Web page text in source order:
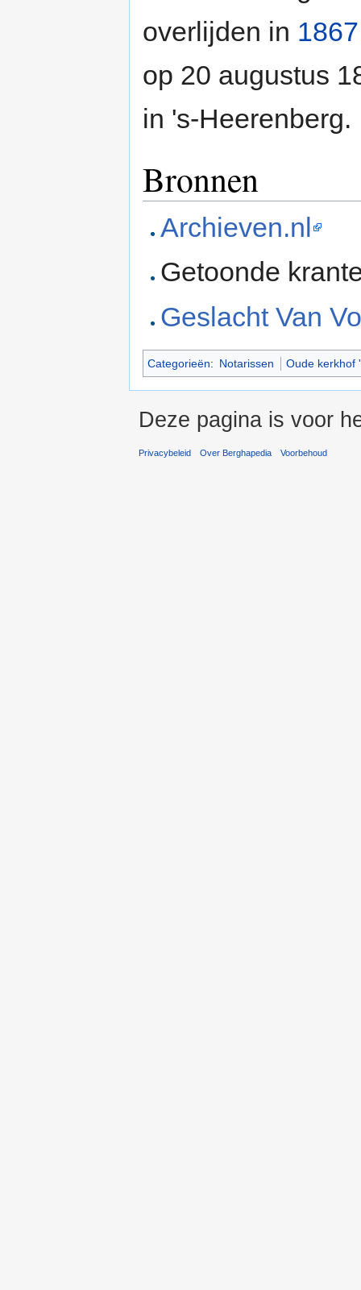
overlijden in 1867
op 20 augustus
in 's-Heerenberg.
Bronnen
Archieven.nl
Getoonde
Geslacht Van
Categorieën: Notarissen Oude kerkhof
Deze pagina is voor
Privacybeleid Over Berghapedia Voorbehoud